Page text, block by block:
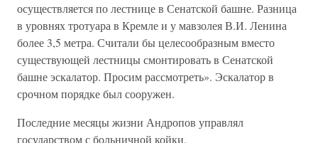
осуществляется по лестнице в Сенатской башне. Разница
в уровнях тротуара в Кремле и у мавзолея В.И. Ленина
более 3,5 метра. Считали бы целесообразным вместо
существующей лестницы смонтировать в Сенатской
башне эскалатор. Просим рассмотреть». Эскалатор в
срочном порядке был сооружен.
Последние месяцы жизни Андропов управлял
государством с больничной койки.